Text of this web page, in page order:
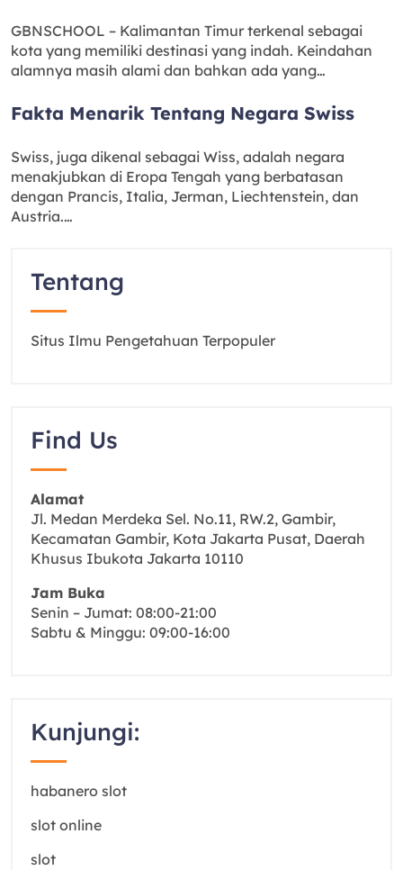
GBNSCHOOL – Kalimantan Timur terkenal sebagai
kota yang memiliki destinasi yang indah. Keindahan
alamnya masih alami dan bahkan ada yang…
Fakta Menarik Tentang Negara Swiss
Swiss, juga dikenal sebagai Wiss, adalah negara
menakjubkan di Eropa Tengah yang berbatasan
dengan Prancis, Italia, Jerman, Liechtenstein, dan
Austria.…
Tentang
Situs Ilmu Pengetahuan Terpopuler
Find Us
Alamat
Jl. Medan Merdeka Sel. No.11, RW.2, Gambir,
Kecamatan Gambir, Kota Jakarta Pusat, Daerah
Khusus Ibukota Jakarta 10110
Jam Buka
Senin – Jumat: 08:00-21:00
Sabtu & Minggu: 09:00-16:00
Kunjungi:
habanero slot
slot online
slot